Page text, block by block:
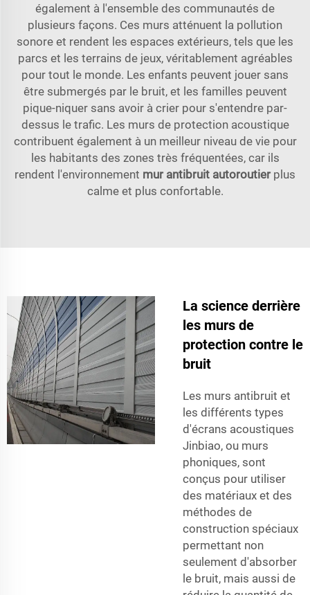
également à l'ensemble des communautés de
plusieurs façons. Ces murs atténuent la pollution
sonore et rendent les espaces extérieurs, tels que les
parcs et les terrains de jeux, véritablement agréables
pour tout le monde. Les enfants peuvent jouer sans
être submergés par le bruit, et les familles peuvent
pique-niquer sans avoir à crier pour s'entendre par-
dessus le trafic. Les murs de protection acoustique
contribuent également à un meilleur niveau de vie pour
les habitants des zones très fréquentées, car ils
rendent l'environnement mur antibruit autoroutier plus
calme et plus confortable.
La science derrière
les murs de
protection contre le
bruit
Les murs antibruit et
les différents types
d'écrans acoustiques
Jinbiao, ou murs
phoniques, sont
conçus pour utiliser
des matériaux et des
méthodes de
construction spéciaux
permettant non
seulement d'absorber
le bruit, mais aussi de